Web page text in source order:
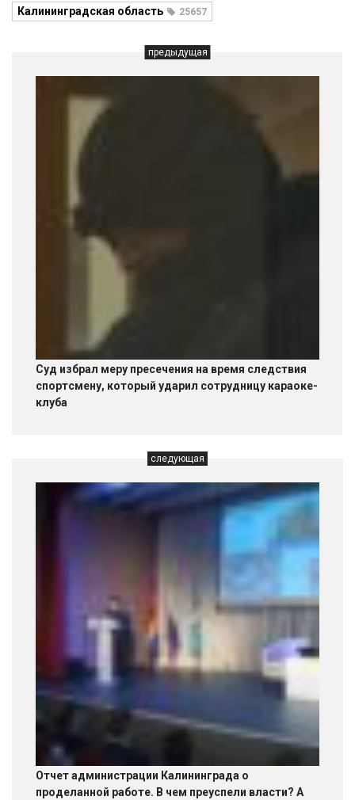
Калининградская область 25657
предыдущая
Суд избрал меру пресечения на время следствия
спортсмену, который ударил сотрудницу караоке-
клуба
следующая
Отчет администрации Калининграда о
проделанной работе. В чем преуспели власти? А